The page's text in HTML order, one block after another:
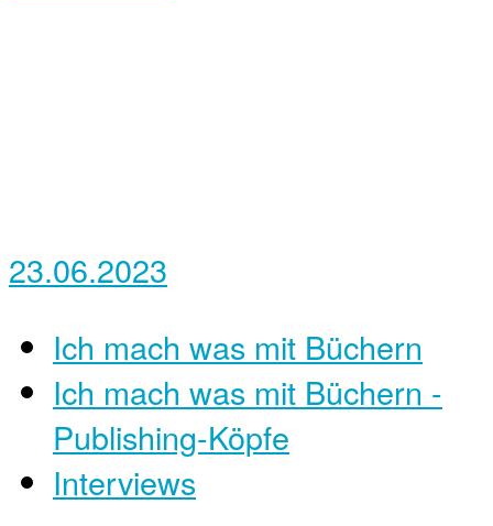
23.06.2023
Ich mach was mit Büchern
Ich mach was mit Büchern -
Publishing-Köpfe
Interviews